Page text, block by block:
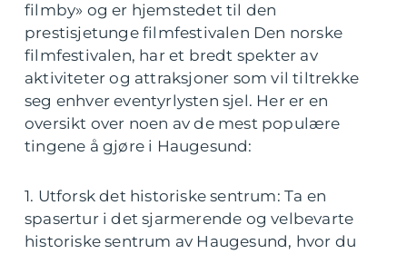
filmby» og er hjemstedet til den
prestisjetunge filmfestivalen Den norske
filmfestivalen, har et bredt spekter av
aktiviteter og attraksjoner som vil tiltrekke
seg enhver eventyrlysten sjel. Her er en
oversikt over noen av de mest populære
tingene å gjøre i Haugesund:
1. Utforsk det historiske sentrum: Ta en
spasertur i det sjarmerende og velbevarte
historiske sentrum av Haugesund, hvor du